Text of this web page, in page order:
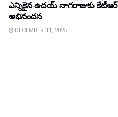
ఎన్నికైన ఉదయ్ నాగరాజుకు కేటీఆర్
అభినందన
DECEMBER 11, 2025